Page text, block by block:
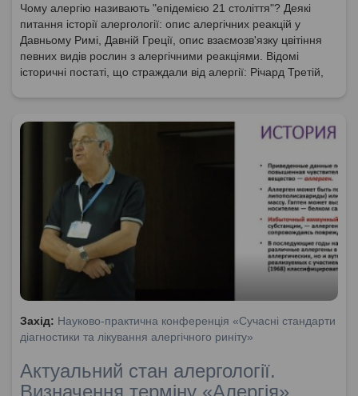
Чому алергію називають "епідемією 21 століття"? Деякі
питання історії алергології: опис алергічних реакцій у
Давньому Римі, Давній Греції, опис взаємозв'язку цвітіння
певних видів рослин з алергічними реакціями. Відомі
історичні постаті, що страждали від алергії: Річард Третій,
окремої галузі медицини - алерголоії.
Захід: Науково-практична конференція «Сучасні стандарти
діагностики та лікування алергічного риніту»
Актуальний стан алергології.
Визначення терміну «Алергія»